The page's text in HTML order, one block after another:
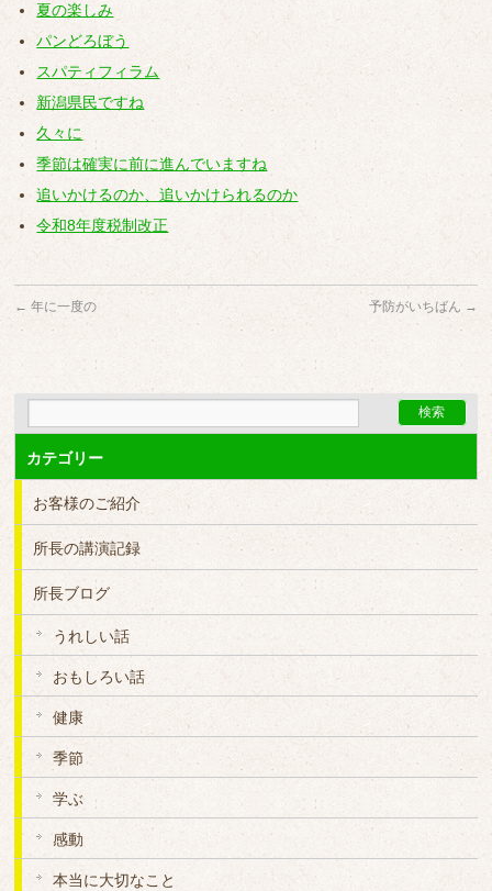
夏の楽しみ
パンどろぼう
スパティフィラム
新潟県民ですね
久々に
季節は確実に前に進んでいますね
追いかけるのか、追いかけられるのか
令和8年度税制改正
← 年に一度の 予防がいちばん →
カテゴリー
お客様のご紹介
所長の講演記録
所長ブログ
うれしい話
おもしろい話
健康
季節
学ぶ
感動
本当に大切なこと